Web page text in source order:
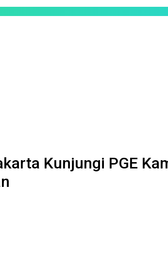
Kunjungi PGE